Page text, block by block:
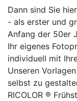
Dann sind Sie
- als erster und
Anfang der 50er
Ihr eigenes
individuell mit
Unseren
selbst zu
RICOLOR ®